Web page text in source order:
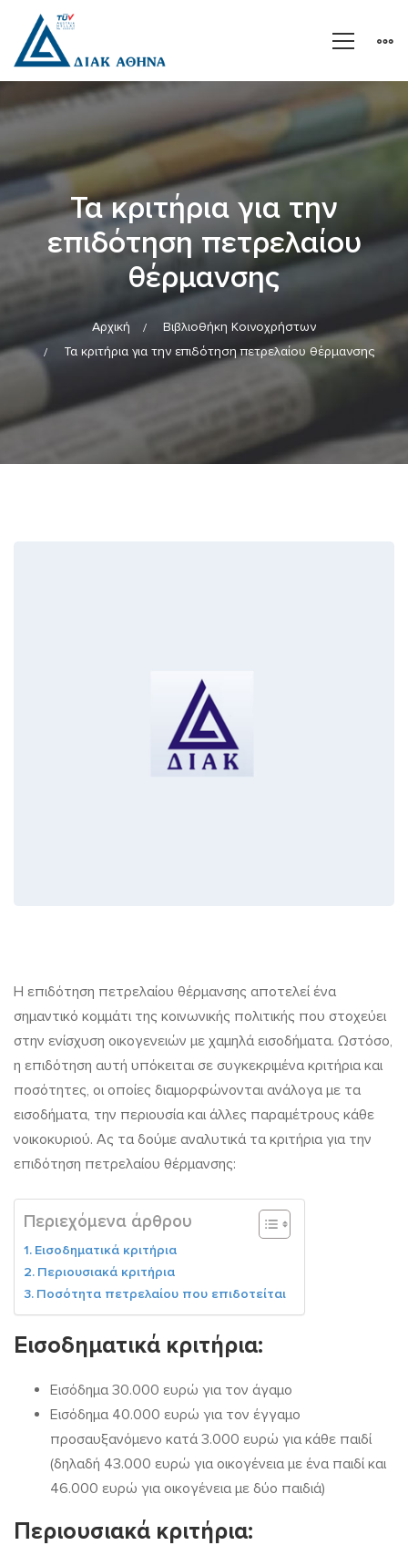
Τα κριτήρια για την
επιδότηση πετρελαίου
θέρμανσης
Αρχική
Βιβλιοθήκη Κοινοχρήστων
Τα κριτήρια για την επιδότηση πετρελαίου θέρμανσης
Τα
κριτήρια
για
την
επιδότηση
πετρελαίου
Η επιδότηση πετρελαίου θέρμανσης αποτελεί ένα
σημαντικό κομμάτι της κοινωνικής πολιτικής που στοχεύει
στην ενίσχυση οικογενειών με χαμηλά εισοδήματα. Ωστόσο,
η επιδότηση αυτή υπόκειται σε συγκεκριμένα κριτήρια και
ποσότητες, οι οποίες διαμορφώνονται ανάλογα με τα
εισοδήματα, την περιουσία και άλλες παραμέτρους κάθε
νοικοκυριού. Ας τα δούμε αναλυτικά τα κριτήρια για την
επιδότηση πετρελαίου θέρμανσης:
Περιεχόμενα άρθρου
Εισοδηματικά κριτήρια
Περιουσιακά κριτήρια
Ποσότητα πετρελαίου που επιδοτείται
Εισοδηματικά κριτήρια:
Εισόδημα 30.000 ευρώ για τον άγαμο
Εισόδημα 40.000 ευρώ για τον έγγαμο
προσαυξανόμενο κατά 3.000 ευρώ για κάθε παιδί
(δηλαδή 43.000 ευρώ για οικογένεια με ένα παιδί και
46.000 ευρώ για οικογένεια με δύο παιδιά)
Περιουσιακά κριτήρια: